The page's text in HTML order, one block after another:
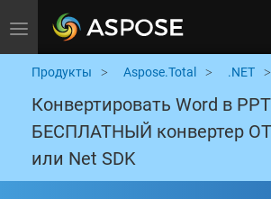
Toggle navigation
Продукты Aspose.Total .NET
Конвертировать Word в
БЕСПЛАТНЫЙ конвертер
или Net SDK